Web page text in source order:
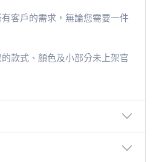
客戶的需求，無論您需要一件
款式、顏色及小部分未上架官